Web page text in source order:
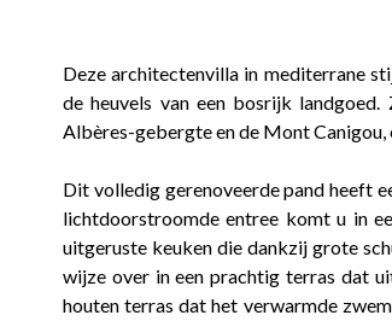
Deze architectenvilla in mediterrane
de heuvels van een bosrijk
Albères-gebergte en de Mont
Dit volledig gerenoveerde pand heeft
lichtdoorstroomde entree komt u in
uitgeruste keuken die dankzij grote
wijze over in een prachtig terras dat
houten terras dat het verwarmde